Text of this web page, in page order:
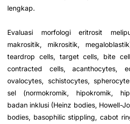
lengkap.
Evaluasi morfologi eritrosit
makrositik, mikrositik,
teardrop cells, target cells, bite
contracted cells, acanthocytes,
ovalocytes, schistocytes,
sel (normokromik, hipokromik,
badan inklusi (Heinz bodies, Howell-
bodies, basophilic stippling, cabot